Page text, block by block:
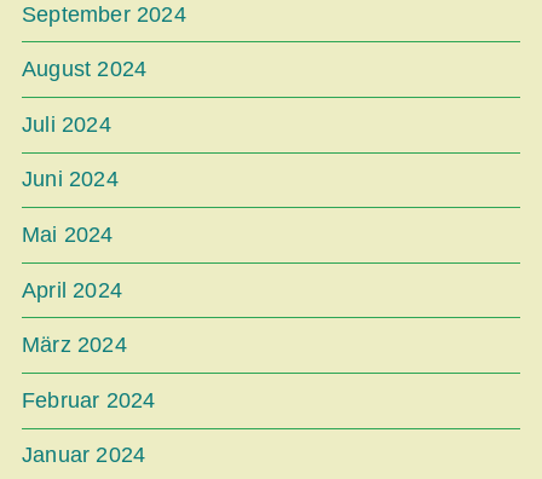
September 2024
August 2024
Juli 2024
Juni 2024
Mai 2024
April 2024
März 2024
Februar 2024
Januar 2024